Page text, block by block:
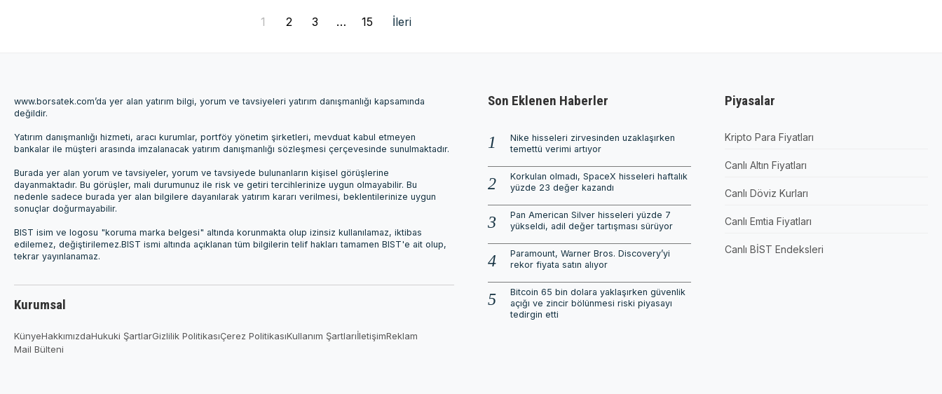
1 2 3 … 15 İleri
www.borsatek.com’da yer alan yatırım bilgi, yorum ve tavsiyeleri yatırım danışmanlığı kapsamında
değildir.
Yatırım danışmanlığı hizmeti, aracı kurumlar, portföy yönetim şirketleri, mevduat kabul etmeyen
bankalar ile müşteri arasında imzalanacak yatırım danışmanlığı sözleşmesi çerçevesinde sunulmaktadır.
Burada yer alan yorum ve tavsiyeler, yorum ve tavsiyede bulunanların kişisel görüşlerine
dayanmaktadır. Bu görüşler, mali durumunuz ile risk ve getiri tercihlerinize uygun olmayabilir. Bu
nedenle sadece burada yer alan bilgilere dayanılarak yatırım kararı verilmesi, beklentilerinize uygun
sonuçlar doğurmayabilir.
BIST isim ve logosu "koruma marka belgesi" altında korunmakta olup izinsiz kullanılamaz, iktibas
edilemez, değiştirilemez.BIST ismi altında açıklanan tüm bilgilerin telif hakları tamamen BIST'e ait olup,
tekrar yayınlanamaz.
Kurumsal
KünyeHakkımızdaHukuki ŞartlarGizlilik PolitikasıÇerez PolitikasıKullanım ŞartlarıİletişimReklam
Mail Bülteni
Son Eklenen Haberler
Nike hisseleri zirvesinden uzaklaşırken
temettü verimi artıyor
Korkulan olmadı, SpaceX hisseleri haftalık
yüzde 23 değer kazandı
Pan American Silver hisseleri yüzde 7
yükseldi, adil değer tartışması sürüyor
Paramount, Warner Bros. Discovery’yi
rekor fiyata satın alıyor
Bitcoin 65 bin dolara yaklaşırken güvenlik
açığı ve zincir bölünmesi riski piyasayı
tedirgin etti
Piyasalar
Kripto Para Fiyatları
Canlı Altın Fiyatları
Canlı Döviz Kurları
Canlı Emtia Fiyatları
Canlı BİST Endeksleri